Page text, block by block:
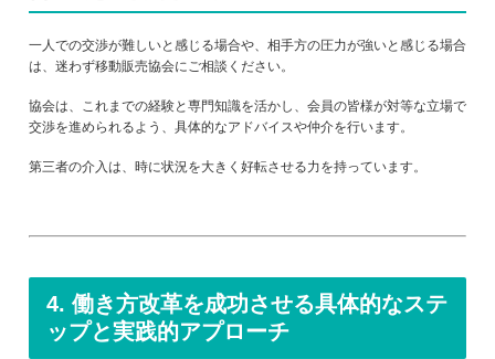
一人での交渉が難しいと感じる場合や、相手方の圧力が強いと感じる場合
は、迷わず移動販売協会にご相談ください。
協会は、これまでの経験と専門知識を活かし、会員の皆様が対等な立場で
交渉を進められるよう、具体的なアドバイスや仲介を行います。
第三者の介入は、時に状況を大きく好転させる力を持っています。
4. 働き方改革を成功させる具体的なステ
ップと実践的アプローチ